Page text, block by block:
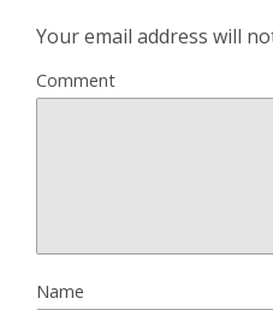
Your email address will
Comment
Name